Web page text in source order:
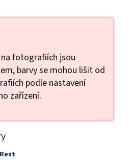
fotografiích jsou
barvy se mohou lišit od
podle nastavení
zařízení.